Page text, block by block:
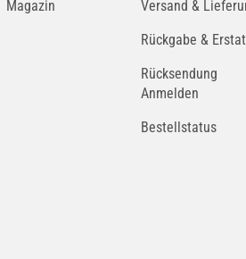
Magazin
Versand &
Rückgabe &
Rücksendung
Anmelden
Bestellstatus